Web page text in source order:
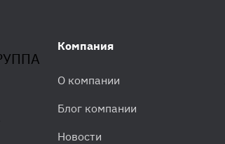
Компания
О компании
Блог компании
Новости